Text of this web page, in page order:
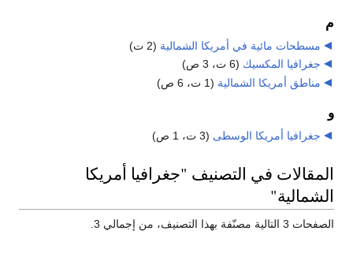
م
مسطحات مائية في أمريكا الشمالية (2 ت)
جغرافيا المكسيك (6 ت، 3 ص)
مناطق أمريكا الشمالية (1 ت، 6 ص)
و
جغرافيا أمريكا الوسطى (3 ت، 1 ص)
المقالات في التصنيف "جغرافيا أمريكا
الشمالية"
الصفحات 3 التالية مصنّفة بهذا التصنيف، من إجمالي 3.